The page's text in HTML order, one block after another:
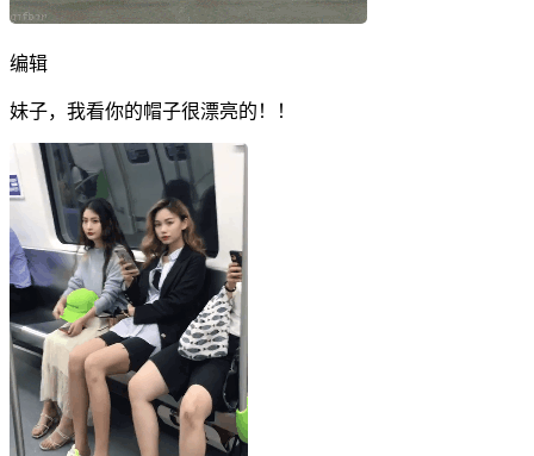
编辑
妹子，我看你的帽子很漂亮的！！